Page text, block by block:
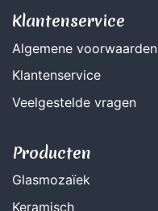
Klantenservice
Algemene voorwaarden
Klantenservice
Veelgestelde vragen
Producten
Glasmozaïek
Keramisch